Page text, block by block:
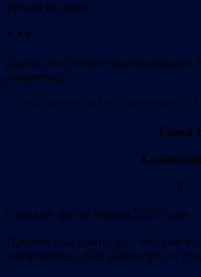
Printed in Israel
* * *
Пусть это будет памятником на
родителей
Глава 1
1
Сегодня третье января 2002 года.
Прошел еще один год – это уже
тысячелетии. Как далеко это от